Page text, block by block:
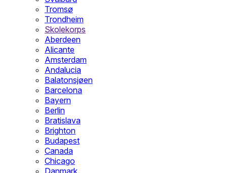
Tromsø
Trondheim
Skolekorps
Aberdeen
Alicante
Amsterdam
Andalucia
Balatonsjøen
Barcelona
Bayern
Berlin
Bratislava
Brighton
Budapest
Canada
Chicago
Danmark